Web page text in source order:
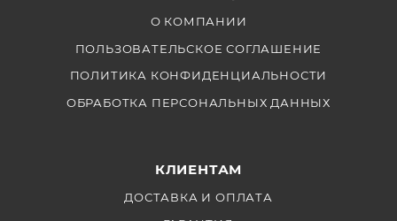
О КОМПАНИИ
ПОЛЬЗОВАТЕЛЬСКОЕ СОГЛАШЕНИЕ
ПОЛИТИКА КОНФИДЕНЦИАЛЬНОСТИ
ОБРАБОТКА ПЕРСОНАЛЬНЫХ ДАННЫХ
КЛИЕНТАМ
ДОСТАВКА И ОПЛАТА